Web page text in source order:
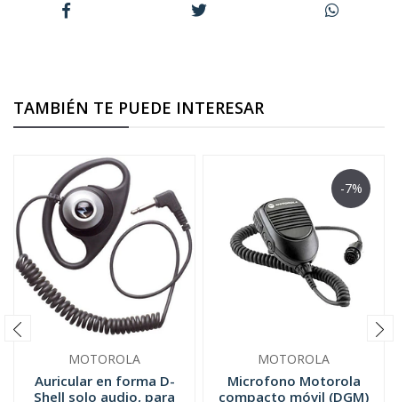
TAMBIÉN TE PUEDE INTERESAR
MOTOROLA
Auricular en forma D-
Shell solo audio, para
-7%
MOTOROLA
Microfono Motorola
compacto móvil (DGM)